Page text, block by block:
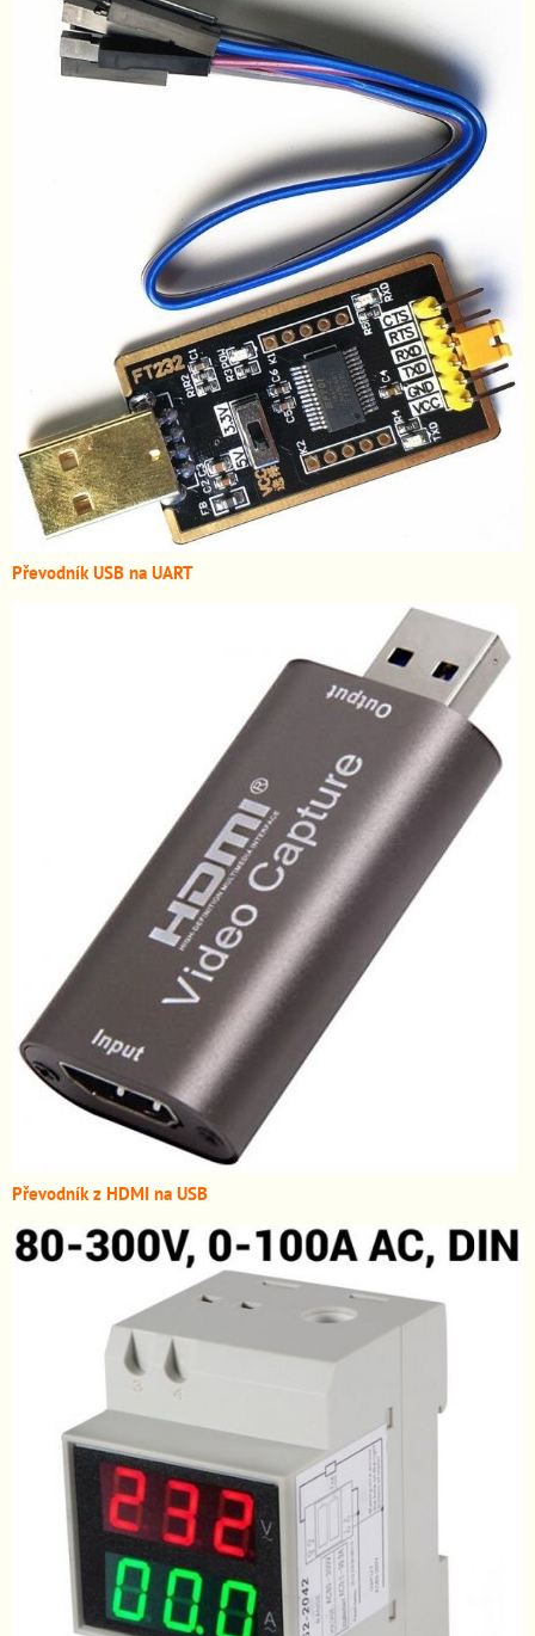
Převodník USB na UART
Převodník z HDMI na USB